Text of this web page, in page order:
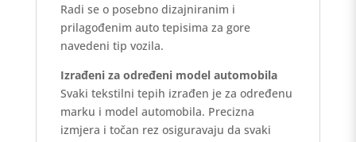
Radi se o posebno dizajniranim i
prilagođenim auto tepisima za gore
navedeni tip vozila.
Izrađeni za određeni model automobila
Svaki tekstilni tepih izrađen je za određenu
marku i model automobila. Precizna
izmjera i točan rez osiguravaju da svaki